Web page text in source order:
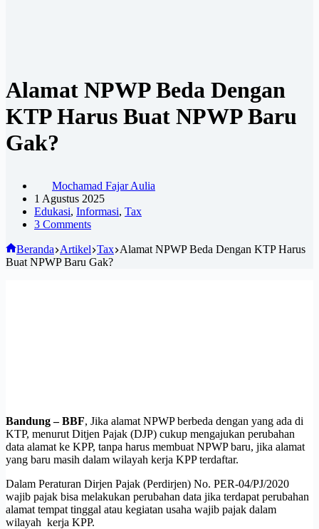
Alamat NPWP Beda Dengan
KTP Harus Buat NPWP Baru
Gak?
Mochamad Fajar Aulia
1 Agustus 2025
Edukasi, Informasi, Tax
3 Comments
Beranda Artikel Tax Alamat NPWP Beda Dengan KTP Harus
Buat NPWP Baru Gak?
Bandung – BBF, Jika alamat NPWP berbeda dengan yang ada di
KTP, menurut Ditjen Pajak (DJP) cukup mengajukan perubahan
data alamat ke KPP, tanpa harus membuat NPWP baru, jika alamat
yang baru masih dalam wilayah kerja KPP terdaftar.
Dalam Peraturan Dirjen Pajak (Perdirjen) No. PER-04/PJ/2020
wajib pajak bisa melakukan perubahan data jika terdapat perubahan
alamat tempat tinggal atau kegiatan usaha wajib pajak dalam
wilayah kerja KPP.